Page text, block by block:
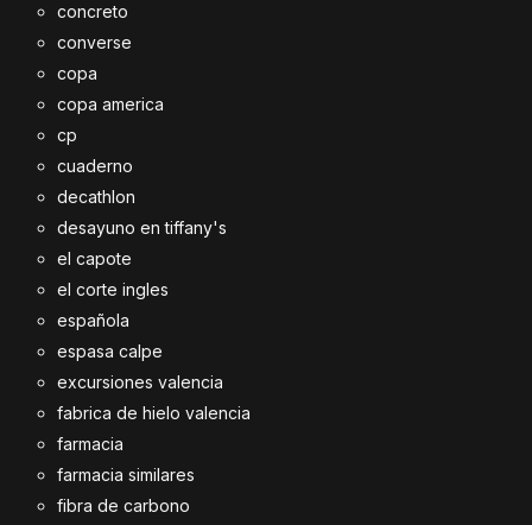
concreto
converse
copa
copa america
cp
cuaderno
decathlon
desayuno en tiffany's
el capote
el corte ingles
española
espasa calpe
excursiones valencia
fabrica de hielo valencia
farmacia
farmacia similares
fibra de carbono